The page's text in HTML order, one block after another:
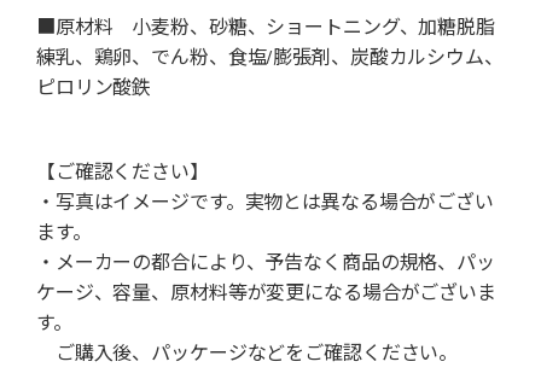
■原材料 小麦粉、砂糖、ショートニング、加糖脱脂
練乳、鶏卵、でん粉、食塩/膨張剤、炭酸カルシウム、
ピロリン酸鉄
【ご確認ください】
・写真はイメージです。実物とは異なる場合がござい
ます。
・メーカーの都合により、予告なく商品の規格、パッ
ケージ、容量、原材料等が変更になる場合がございま
す。
ご購入後、パッケージなどをご確認ください。